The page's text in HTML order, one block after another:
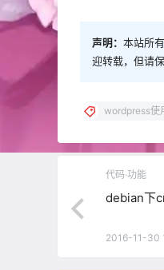
声明： 本站所
迎转载，但请
wordpress使
代码·功能
debian下
2016-11-30